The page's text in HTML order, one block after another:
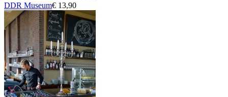
DDR Museum€ 13,90